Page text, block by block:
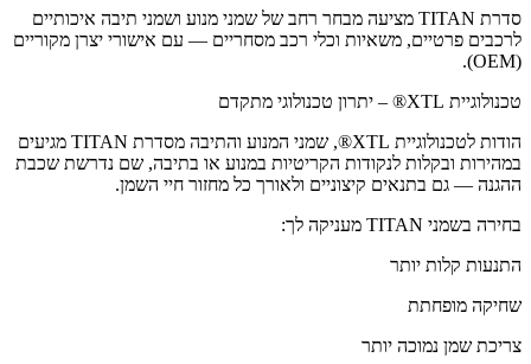
סדרת TITAN מציעה מבחר רחב של שמני מנוע ושמני תיבה איכותיים
לרכבים פרטיים, משאיות וכלי רכב מסחריים — עם אישורי יצרן מקוריים
(OEM).
טכנולוגיית XTL® – יתרון טכנולוגי מתקדם
הודות לטכנולוגיית XTL®, שמני המנוע והתיבה מסדרת TITAN מגיעים
במהירות ובקלות לנקודות הקריטיות במנוע או בתיבה, שם נדרשת שכבת
ההגנה — גם בתנאים קיצוניים ולאורך כל מחזור חיי השמן.
בחירה בשמני TITAN מעניקה לך:
התנעות קלות יותר
שחיקה מופחתת
צריכת שמן נמוכה יותר